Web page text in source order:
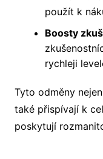
použít k
Boosty
rychleji
Tyto odměny
také přispívají k
poskytují